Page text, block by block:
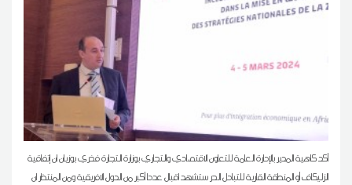
أكد كاهية المدير بالإدارة العامة للتعاون الاقتصادي والتجاري بوزارة التجارة فخري بوزيان ان إتفاقية
الزليكاف أو المنطقة القارية للتبادل الحر ستشهد اقبال عددا أكبر من الدول الافريقية ومن المنتظر ان